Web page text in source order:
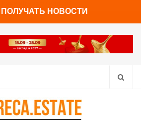
НОВОСТИ